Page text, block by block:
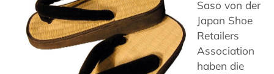
Saso von der
Japan Shoe
Retailers
Association
haben die